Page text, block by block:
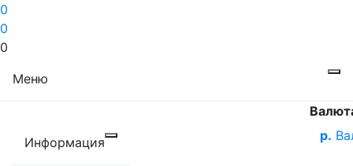
0
0
0
Меню
Информация
р.